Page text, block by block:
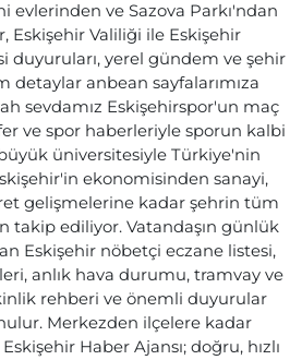
evlerinden ve Sazova Parkı'ndan
Eskişehir Valiliği ile Eskişehir
duyuruları, yerel gündem ve şehir
detaylar anbean sayfalarımıza
sevdamız Eskişehirspor'un maç
ve spor haberleriyle sporun kalbi
üniversitesiyle Türkiye'nin
ekonomisinden sanayi,
gelişmelerine kadar şehrin tüm
takip ediliyor. Vatandaşın günlük
Eskişehir nöbetçi eczane listesi,
anlık hava durumu, tramvay ve
rehberi ve önemli duyurular
Merkezden ilçelere kadar
Haber Ajansı; doğru, hızlı